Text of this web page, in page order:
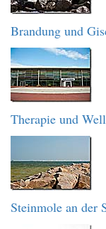
Brandung und
Therapie und
Steinmole an der